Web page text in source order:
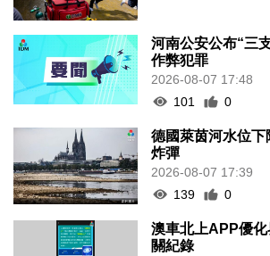
河南公安公布“三
作弊犯罪
2026-08-07 17:48
101
0
德國萊茵河水位
炸彈
2026-08-07 17:39
139
0
澳車北上APP優
關紀錄